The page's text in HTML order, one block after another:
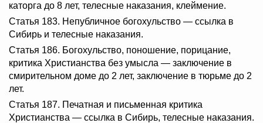
каторга до 8 лет, телесные наказания, клеймение.
Статья 183. Непубличное богохульство — ссылка в
Сибирь и телесные наказания.
Статья 186. Богохульство, поношение, порицание,
критика Христианства без умысла — заключение в
смирительном доме до 2 лет, заключение в тюрьме до 2
лет.
Статья 187. Печатная и письменная критика
Христианства — ссылка в Сибирь, телесные наказания.